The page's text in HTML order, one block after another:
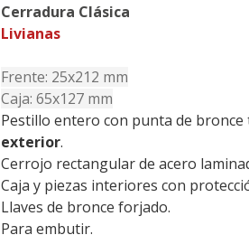
Cerradura Clásica
Livianas
Frente: 25x212 mm
Caja: 65x127 mm
Pestillo entero con punta de bronce
exterior.
Cerrojo rectangular de acero
Caja y piezas interiores con
Llaves de bronce forjado.
Para embutir.